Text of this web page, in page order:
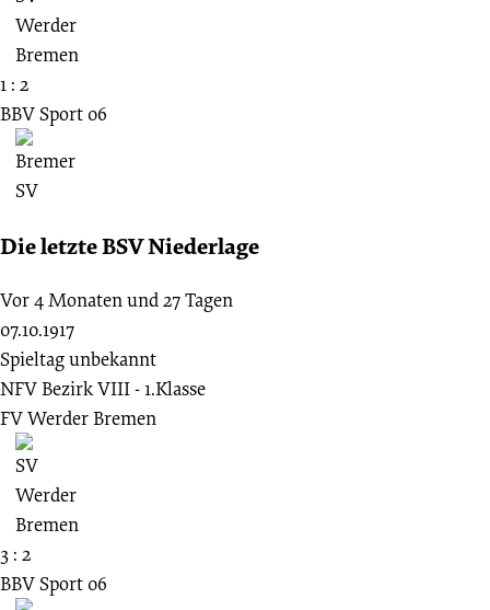
1 : 2
BBV Sport 06
Die letzte BSV Niederlage
Vor 4 Monaten und 27 Tagen
07.10.1917
Spieltag unbekannt
NFV Bezirk VIII - 1.Klasse
FV Werder Bremen
3 : 2
BBV Sport 06